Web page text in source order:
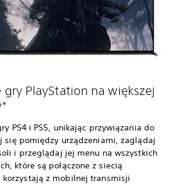
PlayStation na większej
PS4 i PS5, unikając przywiązania do
się pomiędzy urządzeniami, zaglądaj
i przeglądaj jej menu na wszystkich
które są połączone z siecią
korzystają z mobilnej transmisji